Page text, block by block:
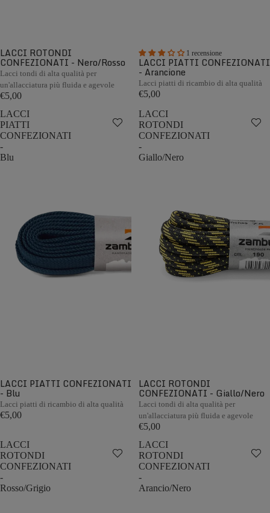
LACCI ROTONDI
CONFEZIONATI - Nero/Rosso
Lacci tondi di alta qualità per
un'allacciatura più fluida e agevole
€5,00
1 recensione
LACCI PIATTI CONFEZIONATI
- Arancione
Lacci piatti di ricambio di alta qualità
€5,00
LACCI
PIATTI
CONFEZIONATI
-
Blu
LACCI PIATTI CONFEZIONATI
- Blu
Lacci piatti di ricambio di alta qualità
€5,00
LACCI
ROTONDI
CONFEZIONATI
-
Giallo/Nero
LACCI ROTONDI
CONFEZIONATI - Giallo/Nero
Lacci tondi di alta qualità per
un'allacciatura più fluida e agevole
€5,00
LACCI
ROTONDI
CONFEZIONATI
-
Rosso/Grigio
LACCI
ROTONDI
CONFEZIONATI
-
Arancio/Nero